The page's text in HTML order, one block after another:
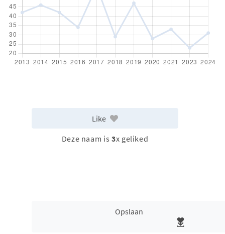
Like
Deze naam is 3x geliked
Opslaan